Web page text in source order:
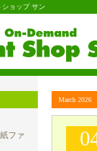
ョップ サン
March 2026
ファ